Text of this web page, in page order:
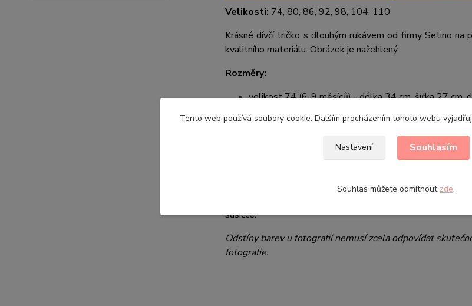
Velikosti: 74, 80, 86, 92, 98, 104, 110
Krásné dívčí tričko s dlouhým rukávem od firmy Setino na
kvalitního materiálu. Obrázek je nažehlený.
Rozměry:
velikost 74 (6-9 měsíců) - délka 34 cm, šířka 27 cm,
velikost 92 (18-24 měsíců) - délka 36 cm, šířka 31
velikost 98 (2-3 roky) - délka 39 cm, šířka 32 cm,
velikost 110 (4-5 let) - délka 43 cm, šířka 33 cm,
Prát v pračce při maximální teplotě
sušičce.
Odstíny barev u fotografií nemusí zcela odpovídat
fotografie.
Tento web používá soubory cookie. Dalším procházením tohoto webu
Nastavení Souhlasím
Souhlas můžete odmítnout zde.